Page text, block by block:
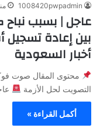
1008420pwpadmin
عاجل | بسبب نباح
بين إعادة
أخبار السعودية
محتوى المقال صوت
التصويت لحل الأزمة
أكمل القراءة »